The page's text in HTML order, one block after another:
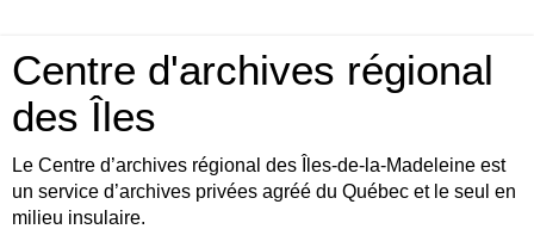
Centre d'archives régional
des Îles
Le Centre d’archives régional des Îles-de-la-Madeleine est
un service d’archives privées agréé du Québec et le seul en
milieu insulaire.